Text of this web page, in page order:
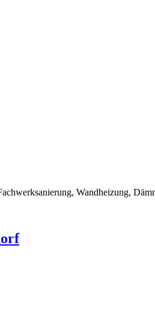
Wandheizung,